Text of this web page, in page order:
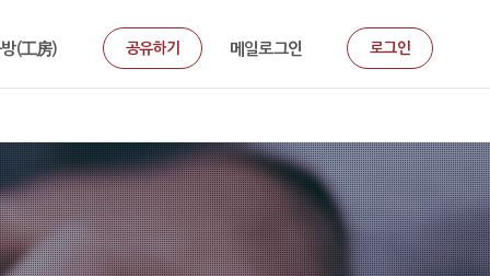
(工房) 공유하기 메일로그인 로그인